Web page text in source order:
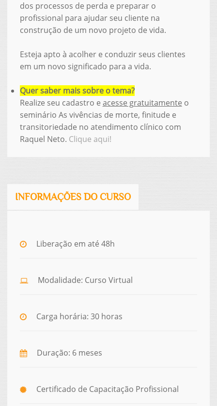
dos processos de perda e preparar o
profissional para ajudar seu cliente na
construção de um novo projeto de vida.
Esteja apto à acolher e conduzir seus clientes
em um novo significado para a vida.
Quer saber mais sobre o tema?
Realize seu cadastro e acesse gratuitamente o
seminário As vivências de morte, finitude e
transitoriedade no atendimento clínico com
Raquel Neto. Clique aqui!
INFORMAÇÕES DO CURSO
Liberação em até 48h
Modalidade: Curso Virtual
Carga horária: 30 horas
Duração: 6 meses
Certificado de Capacitação Profissional